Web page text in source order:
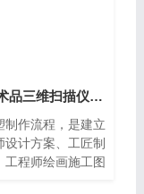
雕塑艺术品三维扫描仪逆向检测泥东莞寮步模扫描修复
制作流程，是建立
设计方案、工匠制
工程师绘画施工图